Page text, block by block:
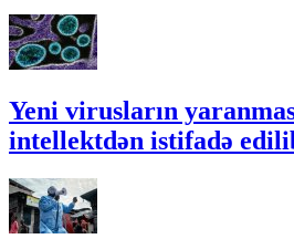
Yeni virusların
intellektdən istifadə